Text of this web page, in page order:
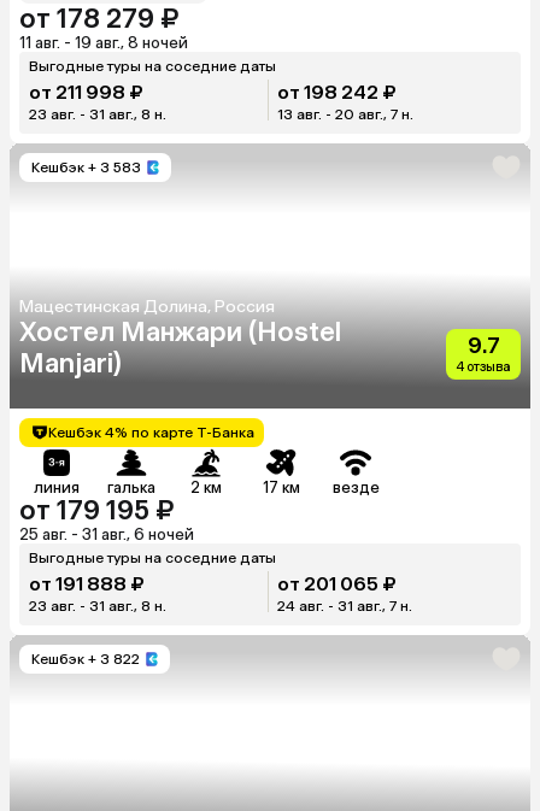
от 178 279 ₽
11 авг. - 19 авг., 8 ночей
Выгодные туры на соседние даты
от 211 998 ₽
23 авг. - 31 авг., 8 н.
от 198 242 ₽
13 авг. - 20 авг., 7 н.
Кешбэк + 3 583
Мацестинская Долина, Россия
Хостел Манжари (Hostel
Manjari)
9.7
4 отзыва
Кешбэк 4% по карте Т-Банка
линия галька 2 км 17 км везде
от 179 195 ₽
25 авг. - 31 авг., 6 ночей
Выгодные туры на соседние даты
от 191 888 ₽
23 авг. - 31 авг., 8 н.
от 201 065 ₽
24 авг. - 31 авг., 7 н.
Кешбэк + 3 822